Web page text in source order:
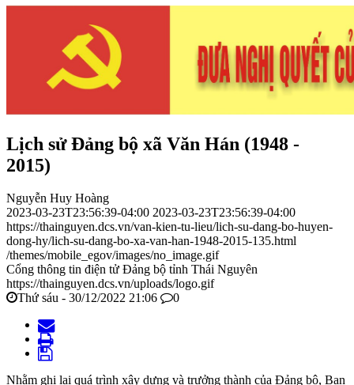
Lịch sử Đảng bộ xã Văn Hán (1948 -
2015)
Nguyễn Huy Hoàng
2023-03-23T23:56:39-04:00 2023-03-23T23:56:39-04:00
https://thainguyen.dcs.vn/van-kien-tu-lieu/lich-su-dang-bo-huyen-
dong-hy/lich-su-dang-bo-xa-van-han-1948-2015-135.html
/themes/mobile_egov/images/no_image.gif
Cổng thông tin điện tử Đảng bộ tỉnh Thái Nguyên
https://thainguyen.dcs.vn/uploads/logo.gif
Thứ sáu - 30/12/2022 21:06
0
Nhằm ghi lại quá trình xây dựng và trưởng thành của Đảng bộ, Ban